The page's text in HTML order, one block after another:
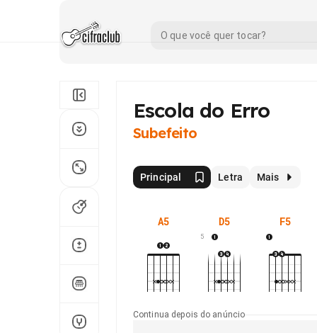
Escola do Erro
Subefeito
Principal Letra Mais
A5 D5
5
F5
Continua depois do anúncio